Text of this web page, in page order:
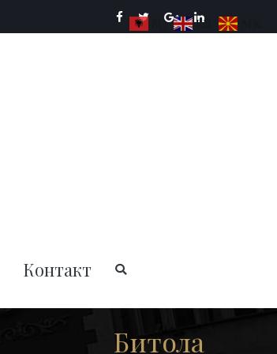
Контакт
Битола
SQ EN